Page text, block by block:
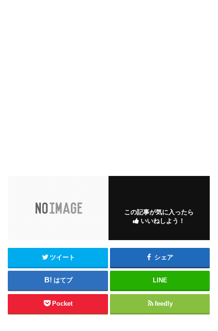
この記事が気に入ったら
いいねしよう！
ツイート シェア
はてブ LINE
Pocket feedly